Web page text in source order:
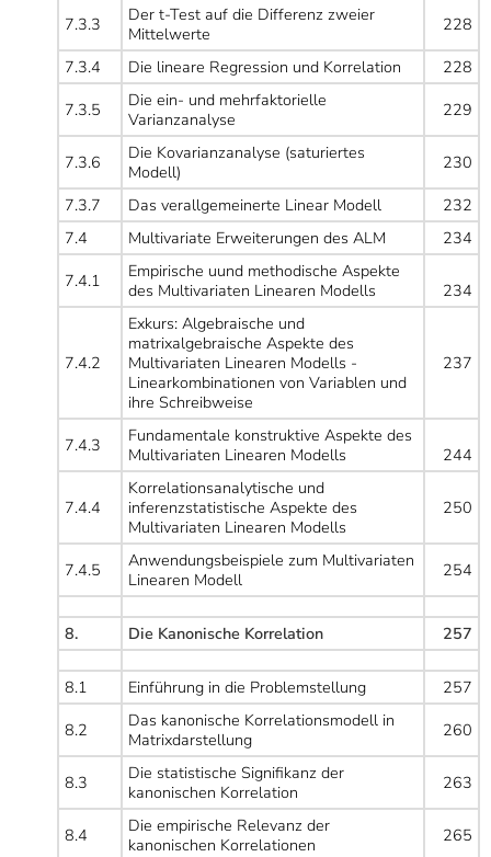
7.3.3
Der t-Test auf die Differenz zweier
Mittelwerte
228
7.3.4
Die lineare Regression und Korrelation
228
7.3.5
Die ein- und mehrfaktorielle
Varianzanalyse
229
7.3.6
Die Kovarianzanalyse (saturiertes
Modell)
230
7.3.7
Das verallgemeinerte Linear Modell
232
7.4
Multivariate Erweiterungen des ALM
234
7.4.1
Empirische uund methodische Aspekte
des Multivariaten Linearen Modells
234
7.4.2
Exkurs: Algebraische und
matrixalgebraische Aspekte des
Multivariaten Linearen Modells -
Linearkombinationen von Variablen und
ihre Schreibweise
237
7.4.3
Fundamentale konstruktive Aspekte des
Multivariaten Linearen Modells
244
7.4.4
Korrelationsanalytische und
inferenzstatistische Aspekte des
Multivariaten Linearen Modells
250
7.4.5
Anwendungsbeispiele zum Multivariaten
Linearen Modell
254
8. Die Kanonische Korrelation 257
8.1 Einführung in die Problemstellung
257
8.2
Das kanonische Korrelationsmodell in
Matrixdarstellung
260
8.3
Die statistische Signifikanz der
kanonischen Korrelation
263
8.4
Die empirische Relevanz der
kanonischen Korrelationen
265